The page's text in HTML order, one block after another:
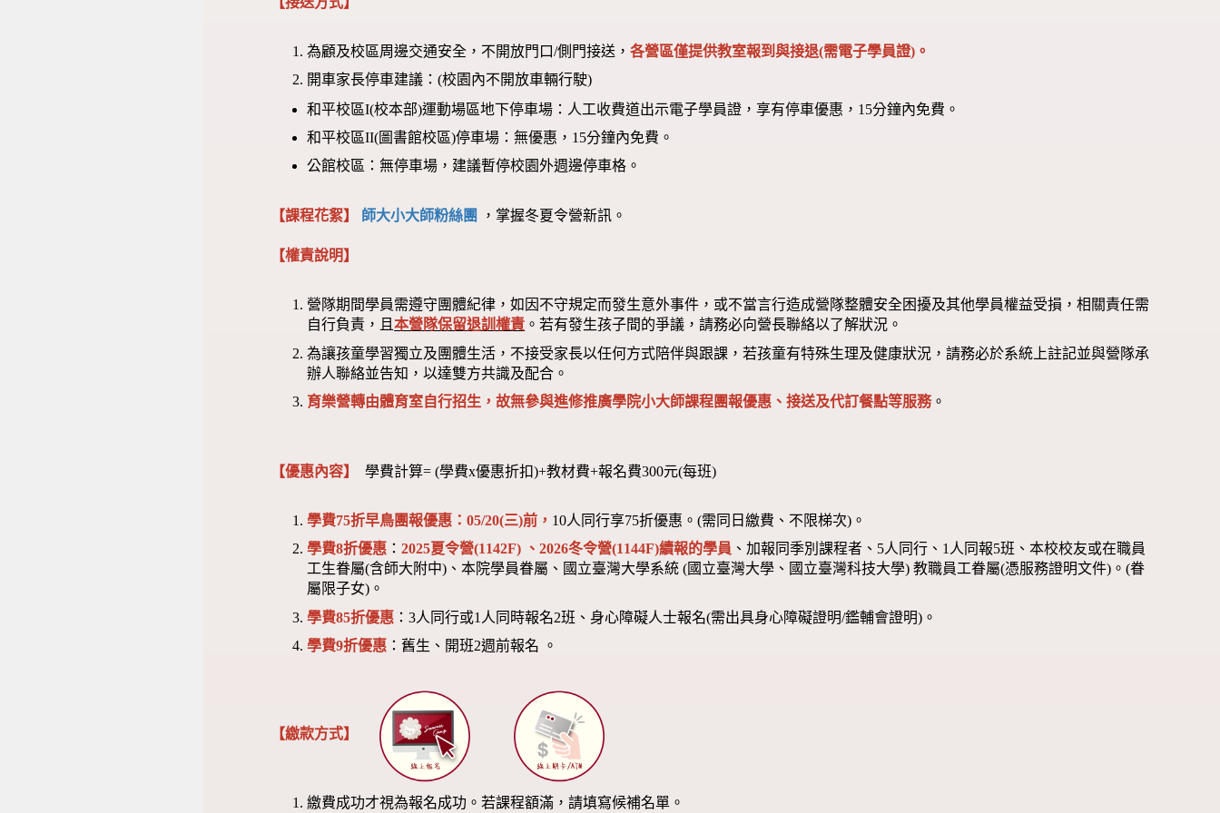
為顧及校區周邊交通安全，不開放門口/側門接送，各營區僅提供教室報到與接退(需電子學員證)。
開車家長停車建議：(校園內不開放車輛行駛)
和平校區I(校本部)運動場區地下停車場：人工收費道出示電子學員證，享有停車優惠，15分鐘內免費。
和平校區II(圖書館校區)停車場：無優惠，15分鐘內免費。
公館校區：無停車場，建議暫停校園外週邊停車格。
【課程花絮】 師大小大師粉絲團 ，掌握冬夏令營新訊。
【權責說明】
營隊期間學員需遵守團體紀律，如因不守規定而發生意外事件，或不當言行造成營隊整體安全困擾及其他學員權益受損，相關責任需
自行負責，且本營隊保留退訓權責 。若有發生孩子間的爭議，請務必向營長聯絡以了解狀況。
為讓孩童學習獨立及團體生活，不接受家長以任何方式陪伴與跟課，若孩童有特殊生理及健康狀況，請務必於系統上註記並與營隊承
辦人聯絡並告知，以達雙方共識及配合。
育樂營轉由體育室自行招生，故無參與進修推廣學院小大師課程團報優惠、接送及代訂餐點等服務。
【優惠內容】 學費計算= (學費x優惠折扣)+教材費+報名費300元(每班)
學費75折早鳥團報優惠：05/20(三)前， 10人同行享75折優惠。(需同日繳費、不限梯次)。
學費8折優惠 ：2025夏令營(1142F) 、2026冬令營(1144F)續報的學員 、加報同季別課程者、5人同行、1人同報5班、本校校友或在職員
工生眷屬(含師大附中)、本院學員眷屬、國立臺灣大學系統 (國立臺灣大學、國立臺灣科技大學) 教職員工眷屬(憑服務證明文件)。(眷
屬限子女)。
學費85折優惠 ：3人同行或1人同時報名2班、身心障礙人士報名(需出具身心障礙證明/鑑輔會證明)。
學費9折優惠 ：舊生、開班2週前報名 。
【繳款方式】
繳費成功才視為報名成功。若課程額滿，請填寫候補名單。